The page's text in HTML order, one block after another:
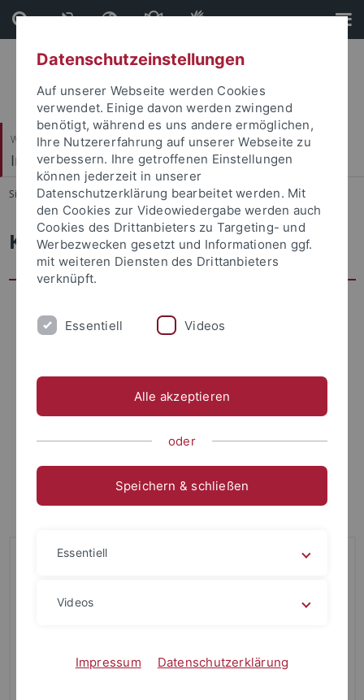
Direkt
zum
Inhalt
Direkt
zur
Fußleiste
Wirtschafts- und Sozialwissenschaftliche Fakultät
Institut für Soziologie
Sie sind hier: Startseite ... Personen
Karoline Mikus
Sprechzeiten
Datenschutzeinstellungen
Auf unserer Webseite werden Cookies
verwendet. Einige davon werden zwingend
benötigt, während es uns andere ermöglichen,
Ihre Nutzererfahrung auf unserer Webseite zu
verbessern. Ihre getroffenen Einstellungen
können jederzeit in unserer
Datenschutzerklärung bearbeitet werden. Mit
den Cookies zur Videowiedergabe werden auch
Cookies des Drittanbieters zu Targeting- und
Werbezwecken gesetzt und Informationen ggf.
mit weiteren Diensten des Drittanbieters
verknüpft.
Essentiell Videos
Alle akzeptieren
oder
Speichern & schließen
Essentiell
Videos
Impressum Datenschutzerklärung